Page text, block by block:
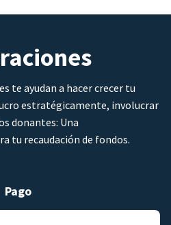
te ayudan a hacer crecer tu
estratégicamente, involucrar
donantes: Una
tu recaudación de fondos.
Pago